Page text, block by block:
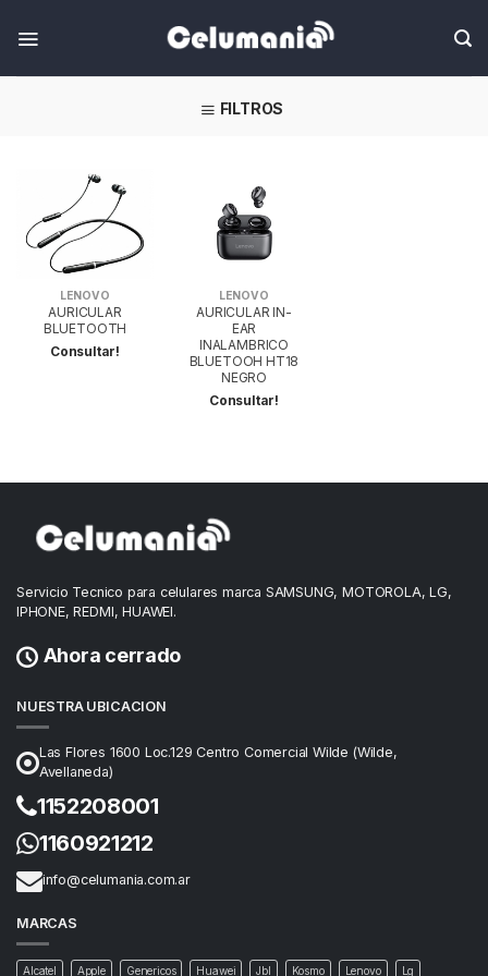
FILTROS
LENOVO
AURICULAR
BLUETOOTH
Consultar!
LENOVO
AURICULAR IN-
EAR
INALAMBRICO
BLUETOOH HT18
NEGRO
Consultar!
Servicio Tecnico para celulares marca SAMSUNG, MOTOROLA, LG,
IPHONE, REDMI, HUAWEI.
Ahora cerrado
NUESTRA UBICACION
Las Flores 1600 Loc.129 Centro Comercial Wilde (Wilde,
Avellaneda)
1152208001
1160921212
info@celumania.com.ar
MARCAS
Alcatel Apple Genericos Huawei Jbl Kosmo Lenovo Lg